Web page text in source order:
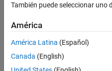
Comandos del sistema
Internacionalización
Accesibilidad
Ayuda y soporte
prefdir Folder
Herramientas
Settings
También puede seleccionar uno
América
América Latina (Español)
Canada (English)